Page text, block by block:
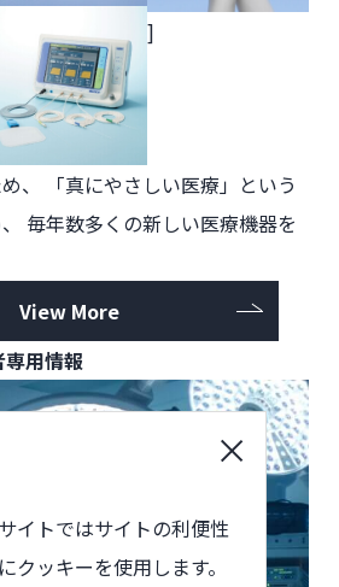
イトではサイトの利便性
クッキーを使用します。
]
、
「真にやさしい医療」という
毎年数多くの新しい医療機器を
View More
専用情報